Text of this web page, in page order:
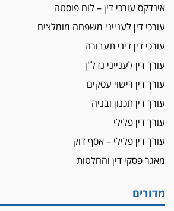
אינדקס עורכי דין – לוח פוסטה
עורכי דין לענייני משפחה מומלצים
עורכי דין דיני תעבורה
עורך דין לענייני נדל"ן
עורך דין רישוי עסקים
עורך דין תכנון ובניה
עורך דין פלילי
עורך דין פלילי – אסף דוק
מאגר פסקי דין והחלטות
מדורים